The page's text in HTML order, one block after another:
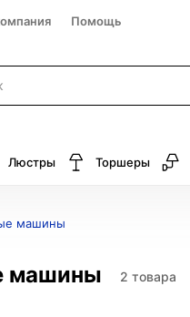
Помощь
Люстры Торшеры
машины
машины 2 товара